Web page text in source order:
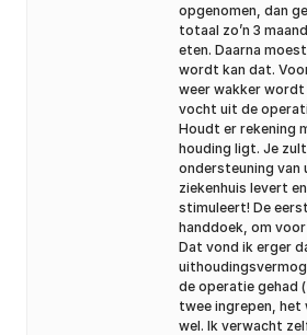
opgenomen, dan
totaal zo’n 3
eten. Daarna
wordt kan dat.
weer wakker wordt
vocht uit de
Houdt er rekening
houding ligt. Je
ondersteuning van
ziekenhuis levert
stimuleert! De
handdoek, om
Dat vond ik erger
de operatie gehad
twee ingrepen, het
wel. Ik verwacht